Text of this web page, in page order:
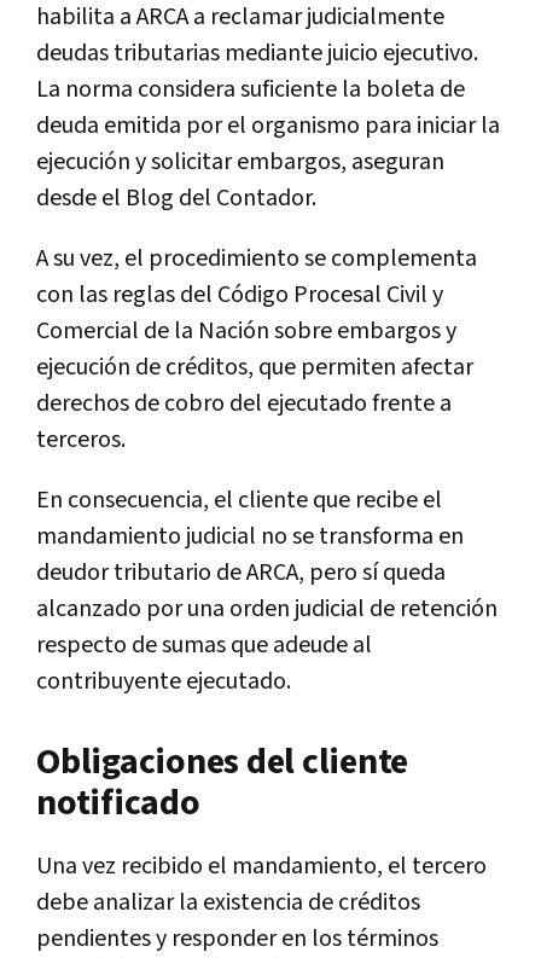
habilita a ARCA a reclamar judicialmente
deudas tributarias mediante juicio ejecutivo.
La norma considera suficiente la boleta de
deuda emitida por el organismo para iniciar la
ejecución y solicitar embargos, aseguran
desde el Blog del Contador.
A su vez, el procedimiento se complementa
con las reglas del Código Procesal Civil y
Comercial de la Naciónsobre embargos y
ejecución de créditos, que permiten afectar
derechos de cobro del ejecutado frente a
terceros.
En consecuencia, el cliente que recibe el
mandamiento judicial no se transforma en
deudor tributario de ARCA, pero sí queda
alcanzado por una orden judicial de retención
respecto de sumas que adeude al
contribuyente ejecutado.
Obligaciones del cliente
notificado
Una vez recibido el mandamiento, el tercero
debe analizar la existencia de créditos
pendientes y responder en los términos